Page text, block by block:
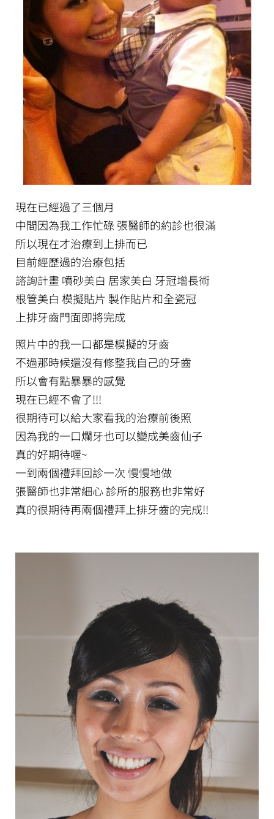
現在已經過了三個月
中間因為我工作忙碌 張醫師的約診也很滿
所以現在才治療到上排而已
目前經歷過的治療包括
諮詢計畫 噴砂美白 居家美白 牙冠增長術
根管美白 模擬貼片 製作貼片和全瓷冠
上排牙齒門面即將完成
照片中的我一口都是模擬的牙齒
不過那時候還沒有修整我自己的牙齒
所以會有點暴暴的感覺
現在已經不會了!!!
很期待可以給大家看我的治療前後照
因為我的一口爛牙也可以變成美齒仙子
真的好期待喔~
一到兩個禮拜回診一次 慢慢地做
張醫師也非常細心 診所的服務也非常好
真的很期待再兩個禮拜上排牙齒的完成!!
陶瓷貼片前
陶瓷貼片後